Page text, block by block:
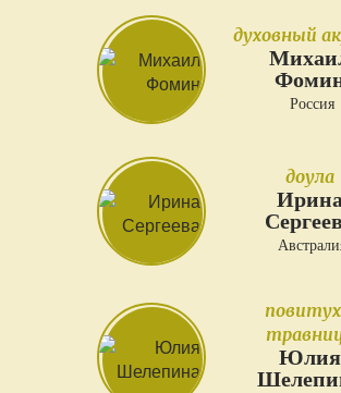
духовный
Россия
доула
Юлия